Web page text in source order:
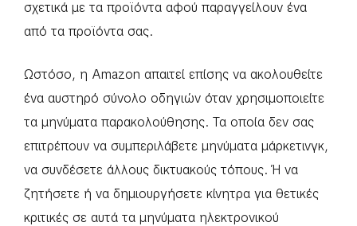
σχετικά με τα προϊόντα αφού παραγγείλουν ένα
από τα προϊόντα σας.
Ωστόσο, η Amazon απαιτεί επίσης να ακολουθείτε
ένα αυστηρό σύνολο οδηγιών όταν χρησιμοποιείτε
τα μηνύματα παρακολούθησης. Τα οποία δεν σας
επιτρέπουν να συμπεριλάβετε μηνύματα μάρκετινγκ,
να συνδέσετε άλλους δικτυακούς τόπους. Ή να
ζητήσετε ή να δημιουργήσετε κίνητρα για θετικές
κριτικές σε αυτά τα μηνύματα ηλεκτρονικού